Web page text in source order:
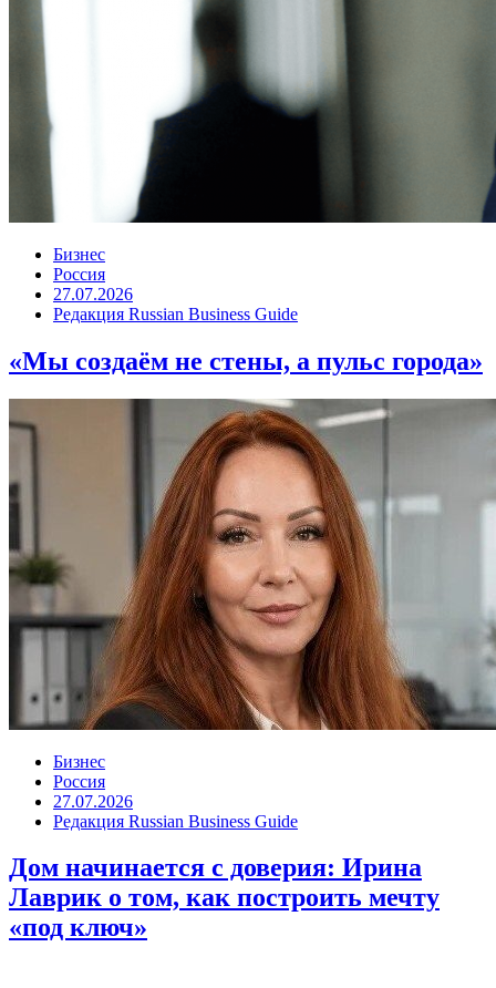
Бизнес
Россия
27.07.2026
Редакция Russian Business Guide
«Мы создаём не стены, а пульс города»
Бизнес
Россия
27.07.2026
Редакция Russian Business Guide
Дом начинается с доверия: Ирина
Лаврик о том, как построить мечту
«под ключ»